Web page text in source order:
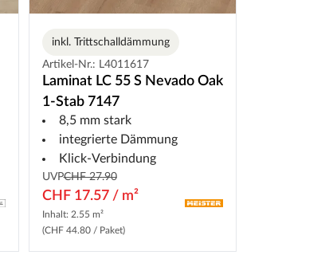
inkl. Trittschalldämmung
Artikel-Nr.: L4011617
Laminat LC 55 S Nevado Oak
1-Stab 7147
8,5 mm stark
integrierte Dämmung
Klick-Verbindung
UVPCHF 27.90
CHF 17.57 / m²
Inhalt: 2.55 m²
(CHF 44.80 / Paket)